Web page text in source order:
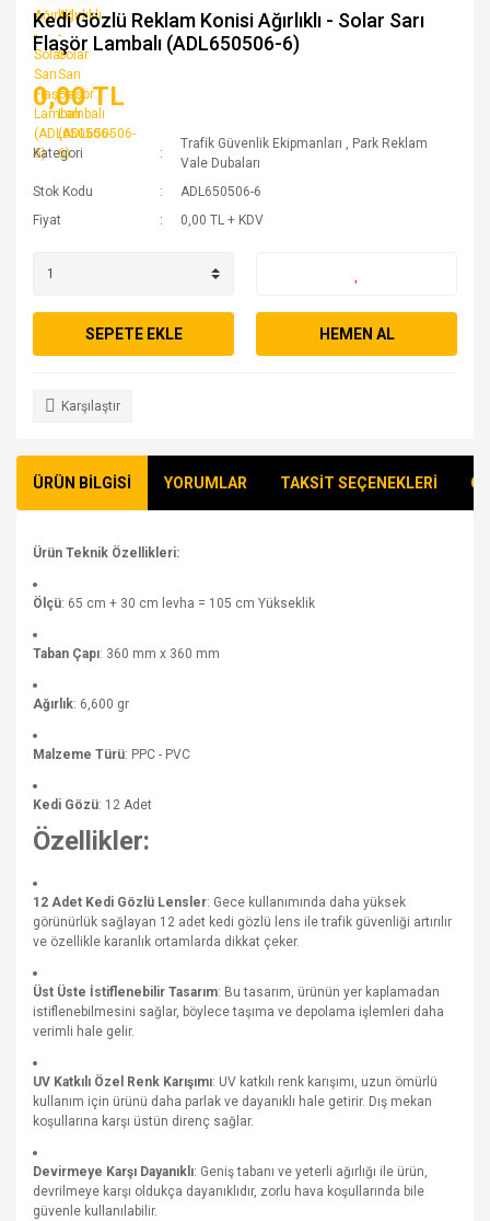
Kedi Gözlü Reklam Konisi Ağırlıklı - Solar Sarı
Flaşör Lambalı (ADL650506-6)
0,00 TL
Kategori
Trafik Güvenlik Ekipmanları , Park Reklam
Vale Dubaları
Stok Kodu
ADL650506-6
Fiyat
0,00 TL + KDV
SEPETE EKLE HEMEN AL
Karşılaştır
ÜRÜN BİLGİSİ YORUMLAR TAKSİT SEÇENEKLERİ
Ürün Teknik Özellikleri:
Ölçü: 65 cm + 30 cm levha = 105 cm Yükseklik
Taban Çapı: 360 mm x 360 mm
Ağırlık: 6,600 gr
Malzeme Türü: PPC - PVC
Kedi Gözü: 12 Adet
Özellikler:
12 Adet Kedi Gözlü Lensler: Gece kullanımında daha yüksek
görünürlük sağlayan 12 adet kedi gözlü lens ile trafik güvenliği artırılır
ve özellikle karanlık ortamlarda dikkat çeker.
Üst Üste İstiflenebilir Tasarım: Bu tasarım, ürünün yer kaplamadan
istiflenebilmesini sağlar, böylece taşıma ve depolama işlemleri daha
verimli hale gelir.
UV Katkılı Özel Renk Karışımı: UV katkılı renk karışımı, uzun ömürlü
kullanım için ürünü daha parlak ve dayanıklı hale getirir. Dış mekan
koşullarına karşı üstün direnç sağlar.
Devirmeye Karşı Dayanıklı: Geniş tabanı ve yeterli ağırlığı ile ürün,
devrilmeye karşı oldukça dayanıklıdır, zorlu hava koşullarında bile
güvenle kullanılabilir.